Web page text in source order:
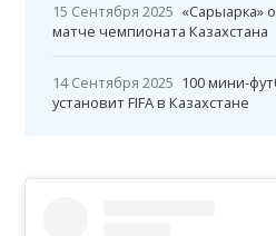
15 Сентября 2025 «Сарыарка»
матче чемпионата Казахстана
14 Сентября 2025 100 мини-
установит FIFA в Казахстане